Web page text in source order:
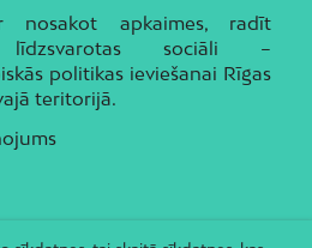
nosakot apkaimes, radīt
līdzsvarotas sociāli –
politikas ieviešanai Rīgas
teritorijā.